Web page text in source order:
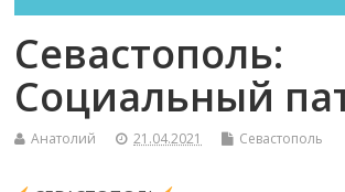
Севастополь:
Социальный
Анатолий 21.04.2021 Севастополь